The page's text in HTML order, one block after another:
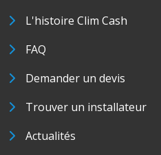
L'histoire Clim Cash
FAQ
Demander un devis
Trouver un installateur
Actualités